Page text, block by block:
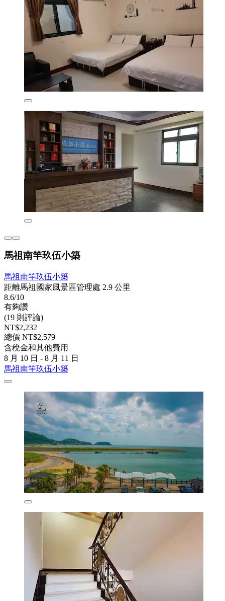
馬祖南竿玖伍小築
馬祖南竿玖伍小築
距離馬祖國家風景區管理處 2.9 公里
8.6/10
有夠讚
(19 則評論)
NT$2,232
總價 NT$2,579
含稅金和其他費用
8 月 10 日 - 8 月 11 日
馬祖南竿玖伍小築